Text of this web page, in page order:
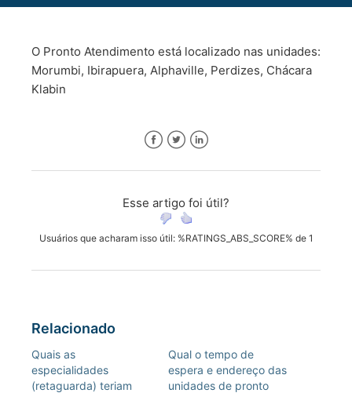
O Pronto Atendimento está localizado nas unidades:
Morumbi, Ibirapuera, Alphaville, Perdizes, Chácara
Klabin
Esse artigo foi útil?
Usuários que acharam isso útil: %RATINGS_ABS_SCORE% de 1
Relacionado
Quais as
especialidades
(retaguarda) teriam
Qual o tempo de
espera e endereço das
unidades de pronto